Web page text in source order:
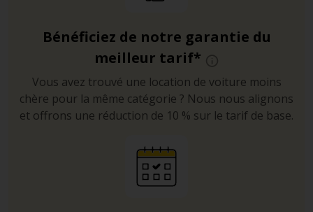
Bénéficiez de notre garantie du
meilleur tarif*
Vous avez trouvé une location de voiture moins
chère pour la même catégorie ? Nous nous alignons
et offrons une réduction de 10 % sur le tarif de base.